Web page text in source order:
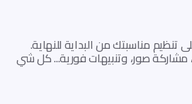
مناسبتك من البداية للنهاية.
مشاركة صور، وتنبيهات فورية... كل شي